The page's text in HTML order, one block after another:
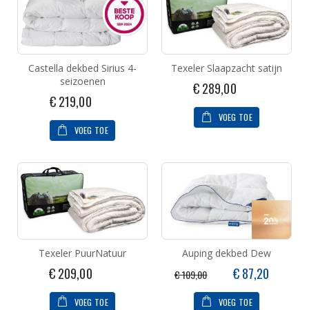
Castella dekbed Sirius 4-
seizoenen
€ 219,00
VOEG TOE
Texeler Slaapzacht satijn
€ 289,00
VOEG TOE
Texeler PuurNatuur
€ 209,00
VOEG TOE
Auping dekbed Dew
€ 109,00
Speciale
prijs
€ 87,20
VOEG TOE